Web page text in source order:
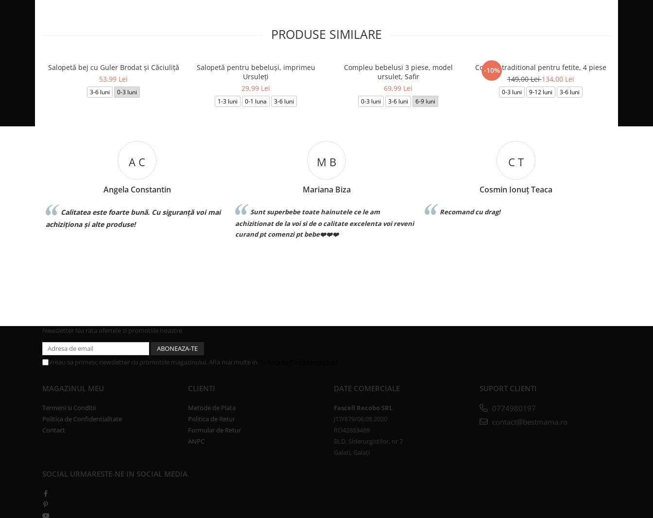
PRODUSE SIMILARE
Salopetă bej cu Guler Brodat și Căciuliță
53,99 Lei
3-6 luni 0-3 luni
Salopetă pentru bebeluși, imprimeu
Ursuleți
29,99 Lei
1-3 luni 0-1 luna 3-6 luni
Compleu bebelusi 3 piese, model
ursulet, Safir
69,99 Lei
0-3 luni 3-6 luni 6-9 luni
-10%
Costum traditional pentru fetite, 4 piese
149,00 Lei134,00 Lei
0-3 luni 9-12 luni 3-6 luni
M B
Mariana Biza
Sunt superbebe toate hainutele ce le am
achizitionat de la voi si de o calitate excelenta voi reveni
C T
Cosmin Ionuț Teaca
Recomand cu drag!
I B
Iuliana Batincu
Materialul foarte bun,sunt foarte multumita
Newsletter Nu rata ofertele si promotiile noastre
Vreau sa primesc newsletter cu promotiile magazinului. Afla mai multe in
MAGAZINUL MEU
Termeni si Conditii
Politica de Confidentialitate
Contact
CLIENTI
Metode de Plata
Politica de Retur
Formular de Retur
ANPC
DATE COMERCIALE
Fascell Recobo SRL
J17/879/06.08.2020
RO42883489
BLD. Siderurgistilor, nr 7
Galati, Galați
SUPORT CLIENTI
0774980197
contact@bestmama.ro
SOCIAL URMARESTE-NE IN SOCIAL MEDIA